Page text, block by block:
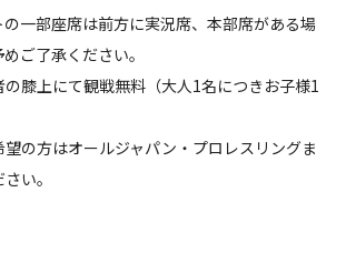
一部座席は前方に実況席、本部席がある場
ご了承ください。
膝上にて観戦無料（大人1名につきお子様1
の方はオールジャパン・プロレスリングま
い。